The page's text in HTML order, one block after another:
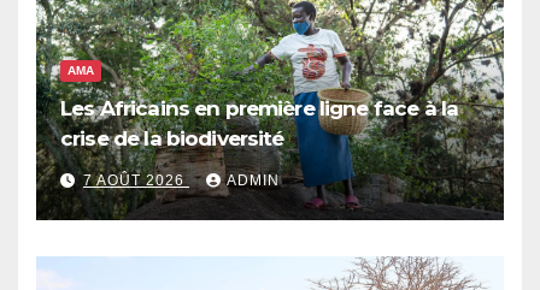
AMA
Les Africains en première ligne face à la
crise de la biodiversité
7 AOÛT 2026 ADMIN